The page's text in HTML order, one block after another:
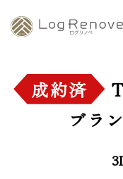
成約済
ブラ